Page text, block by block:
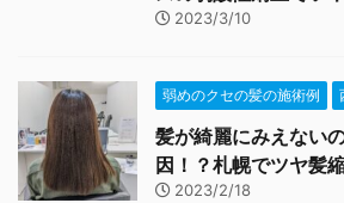
2023/3/10
弱めのクセの髪の施術例
髪が綺麗にみえない
因！？札幌でツヤ髪
2023/2/18